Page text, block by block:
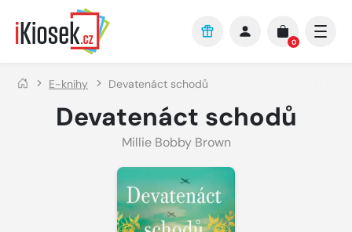
Přejít na hlavní obsah
0
E-knihy Devatenáct schodů
Devatenáct schodů
Millie Bobby Brown